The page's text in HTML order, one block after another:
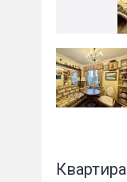
Квартира